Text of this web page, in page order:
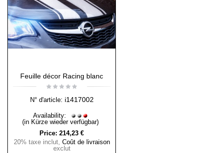
Feuille décor Racing blanc
N° d'article: i1417002
Availability:
(in Kürze wieder verfügbar)
Price: 214,23 €
20% taxe inclut, Coût de livraison
exclut